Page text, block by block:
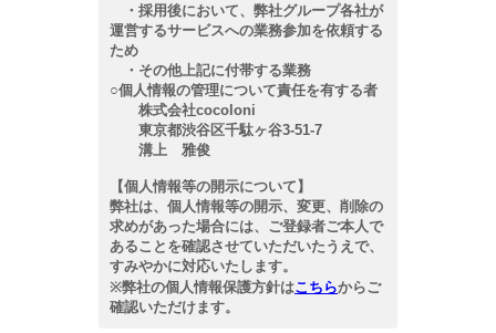
・採用後において、弊社グループ各社が
運営するサービスへの業務参加を依頼する
ため
・その他上記に付帯する業務
○個人情報の管理について責任を有する者
株式会社cocoloni
東京都渋谷区千駄ヶ谷3-51-7
溝上 雅俊
【個人情報等の開示について】
弊社は、個人情報等の開示、変更、削除の
求めがあった場合には、ご登録者ご本人で
あることを確認させていただいたうえで、
すみやかに対応いたします。
※弊社の個人情報保護方針はこちらからご
確認いただけます。